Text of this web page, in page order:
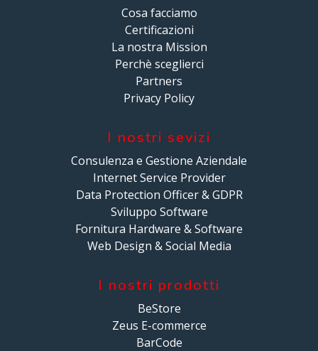
Cosa facciamo
Certificazioni
La nostra Mission
Perchè sceglierci
Partners
Privacy Policy
I nostri sevizi
Consulenza e Gestione Aziendale
Internet Service Provider
Data Protection Officer & GDPR
Sviluppo Software
Fornitura Hardware & Software
Web Design & Social Media
I nostri prodotti
BeStore
Zeus E-commerce
BarCode